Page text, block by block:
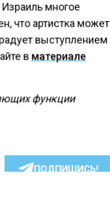
многое
что артистка может
выступлением
в материале
функции
ПОДПИШИСЬ!